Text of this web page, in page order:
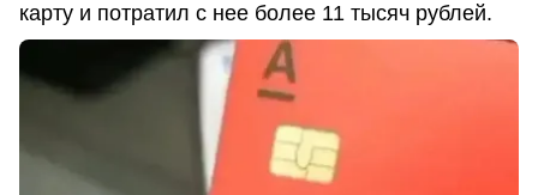
карту и потратил с нее более 11 тысяч рублей.